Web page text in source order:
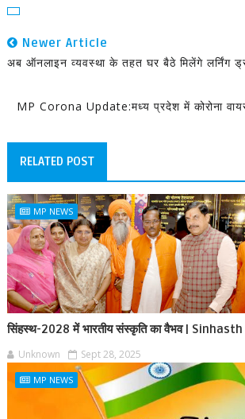
Newer Article
अब ऑनलाइन व्यवस्था के तहत घर बैठे मिलेंगे लर्निंग
MP Corona Update:मध्य प्रदेश में कोरोना
RELATED POST
MP NEWS
सिंहस्थ-2028 में भारतीय संस्कृति का वैभव |
Unknown Sept 28, 2025
MP NEWS